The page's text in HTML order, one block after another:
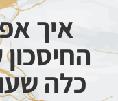
איך
כלה